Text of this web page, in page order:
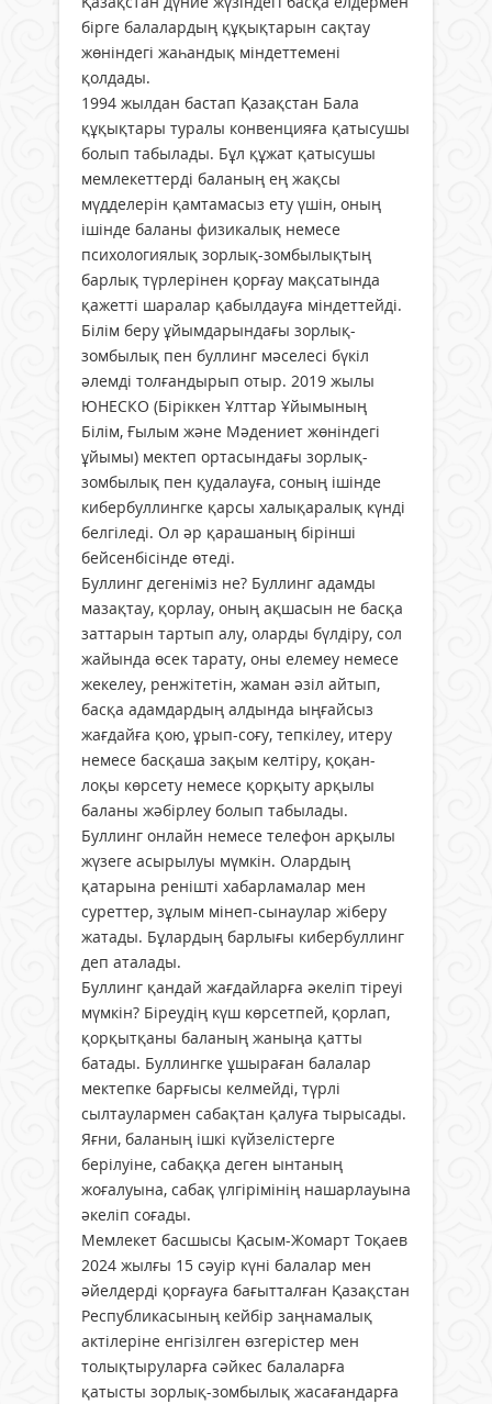
бірге балалардың құқықтарын сақтау
жөніндегі жаһандық міндеттемені
қолдады.
1994 жылдан бастап Қазақстан Бала
құқықтары туралы конвенцияға қатысушы
болып табылады. Бұл құжат қатысушы
мемлекеттерді баланың ең жақсы
мүдделерін қамтамасыз ету үшін, оның
ішінде баланы физикалық немесе
психологиялық зорлық-зомбылықтың
барлық түрлерінен қорғау мақсатында
қажетті шаралар қабылдауға міндеттейді.
Білім беру ұйымдарындағы зорлық-
зомбылық пен буллинг мәселесі бүкіл
әлемді толғандырып отыр. 2019 жылы
ЮНЕСКО (Біріккен Ұлттар Ұйымының
Білім, Ғылым және Мәдениет жөніндегі
ұйымы) мектеп ортасындағы зорлық-
зомбылық пен қудалауға, соның ішінде
кибербуллингке қарсы халықаралық күнді
белгіледі. Ол әр қарашаның бірінші
бейсенбісінде өтеді.
Буллинг дегеніміз не? Буллинг адамды
мазақтау, қорлау, оның ақшасын не басқа
заттарын тартып алу, оларды бүлдіру, сол
жайында өсек тарату, оны елемеу немесе
жекелеу, ренжітетін, жаман әзіл айтып,
басқа адамдардың алдында ыңғайсыз
жағдайға қою, ұрып-соғу, тепкілеу, итеру
немесе басқаша зақым келтіру, қоқан-
лоқы көрсету немесе қорқыту арқылы
баланы жәбірлеу болып табылады.
Буллинг онлайн немесе телефон арқылы
жүзеге асырылуы мүмкін. Олардың
қатарына ренішті хабарламалар мен
суреттер, зұлым мінеп-сынаулар жіберу
жатады. Бұлардың барлығы кибербуллинг
деп аталады.
Буллинг қандай жағдайларға әкеліп тіреуі
мүмкін? Біреудің күш көрсетпей, қорлап,
қорқытқаны баланың жаныңа қатты
батады. Буллингке ұшыраған балалар
мектепке барғысы келмейді, түрлі
сылтаулармен сабақтан қалуға тырысады.
Яғни, баланың ішкі күйзелістерге
берілуіне, сабаққа деген ынтаның
жоғалуына, сабақ үлгірімінің нашарлауына
әкеліп соғады.
Мемлекет басшысы Қасым-Жомарт Тоқаев
2024 жылғы 15 сәуір күні балалар мен
әйелдерді қорғауға бағытталған Қазақстан
Республикасының кейбір заңнамалық
актілеріне енгізілген өзгерістер мен
толықтыруларға сәйкес балаларға
қатысты зорлық-зомбылық жасағандарға